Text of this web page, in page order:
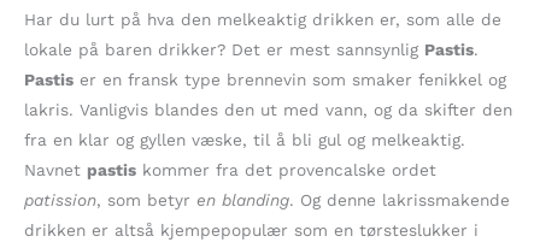
Har du lurt på hva den melkeaktig drikken er, som alle de
lokale på baren drikker? Det er mest sannsynlig Pastis.
Pastis er en fransk type brennevin som smaker fenikkel og
lakris. Vanligvis blandes den ut med vann, og da skifter den
fra en klar og gyllen væske, til å bli gul og melkeaktig.
Navnet pastis kommer fra det provencalske ordet
patission, som betyr en blanding. Og denne lakrissmakende
drikken er altså kjempepopulær som en tørsteslukker i